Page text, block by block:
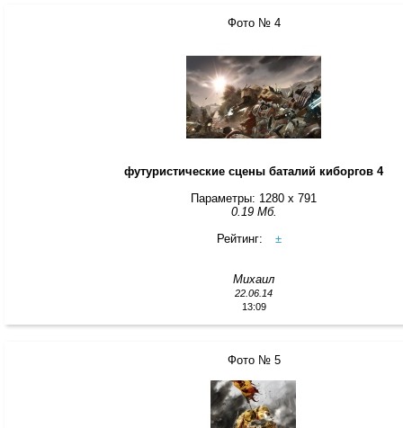
Фото № 4
футуристические сцены баталий киборгов 4
Параметры: 1280 x 791
0.19 Мб.
Рейтинг:
±
Михаил
22.06.14
13:09
Фото № 5